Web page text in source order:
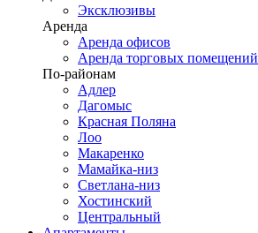
Эксклюзивы
Аренда
Аренда офисов
Аренда торговых помещений
По-районам
Адлер
Дагомыс
Красная Поляна
Лоо
Макаренко
Мамайка-низ
Светлана-низ
Хостинский
Центральный